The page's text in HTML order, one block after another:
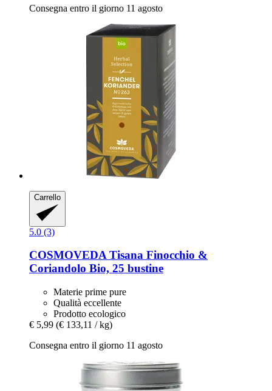
Consegna entro il giorno 11 agosto
Carrello
5.0 (3)
COSMOVEDATisana Finocchio &
Coriandolo Bio, 25 bustine
Materie prime pure
Qualità eccellente
Prodotto ecologico
€ 5,99 (€ 133,11 / kg)
Consegna entro il giorno 11 agosto